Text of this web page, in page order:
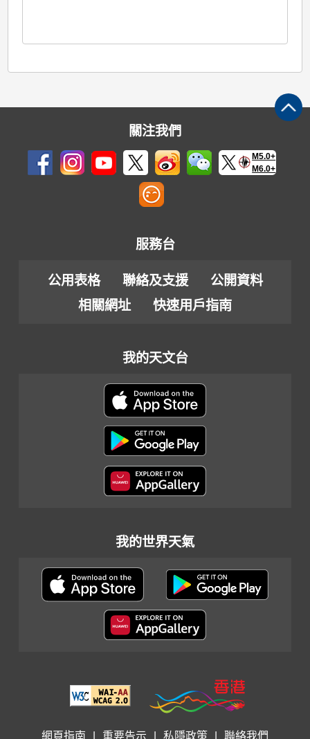
關注我們
M5.0+
M6.0+
服務台
公用表格 聯絡及支援
公開資料
相關網址
快速用戶指南
我的天文台
我的世界天氣
網頁指南 重要告示 私隱政策 聯絡我們